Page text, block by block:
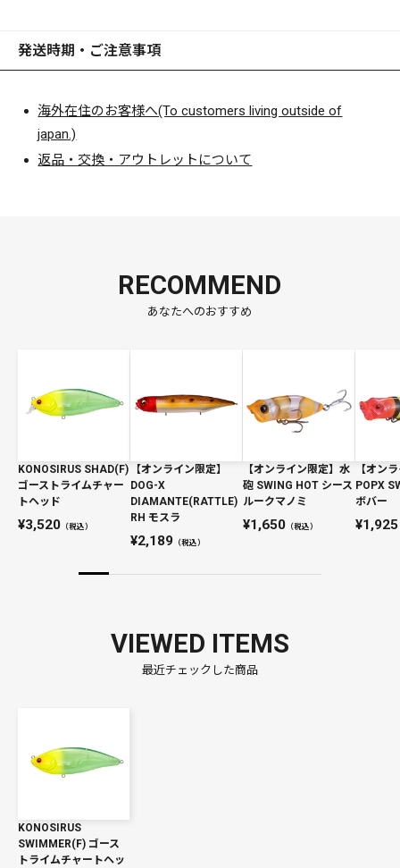
発送時期・ご注意事項
海外在住のお客様へ(To customers living outside of
japan.)
返品・交換・アウトレットについて
RECOMMEND
あなたへのおすすめ
KONOSIRUS SHAD(F)
ゴーストライムチャー
トヘッド
3,520 （税込）
【オンライン限定】
DOG-X
DIAMANTE(RATTLE)
RH モスラ
2,189（税込）
【オンライン限定】水
砲 SWING HOT シース
ルークマノミ
1,650（税込）
【オン
POPX
ボバー
1,925
VIEWED ITEMS
最近チェックした商品
KONOSIRUS
SWIMMER(F) ゴース
トライムチャートヘッ